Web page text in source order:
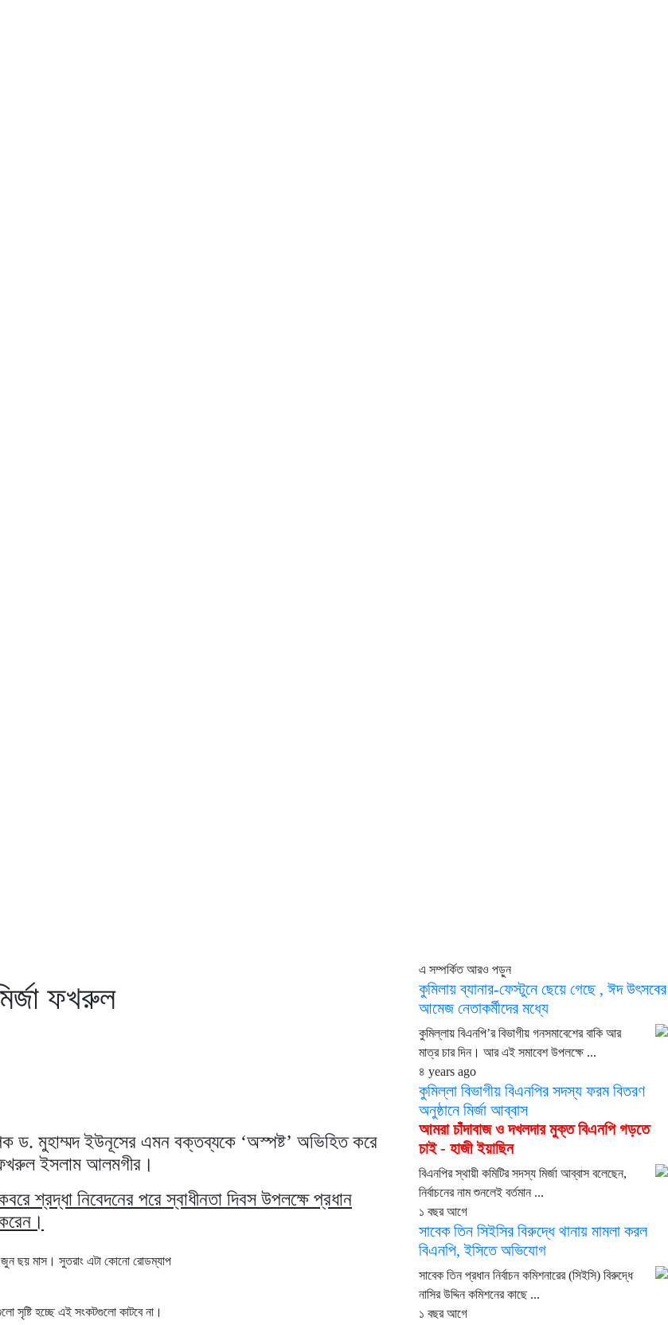
ফখরুল
ড. মুহাম্মদ ইউনূসের এমন বক্তব্যকে ‘অস্পষ্ট’ অভিহিত করে
ফখরুল ইসলাম আলমগীর।
শ্রদ্ধা নিবেদনের পরে স্বাধীনতা দিবস উপলক্ষে প্রধান
জুন ছয় মাস। সুতরাং এটা কোনো রোডম্যাপ
সৃষ্টি হচ্ছে এই সংকটগুলো কাটবে না।
এ সম্পর্কিত আরও পড়ুন
কুমিলায় ব্যানার-ফেস্টুনে ছেয়ে গেছে , ঈদ উৎসবের
আমেজ নেতাকর্মীদের মধ্যে
কুমিল্লায় বিএনপি’র বিভাগীয় গনসমাবেশের বাকি আর
মাত্র চার দিন। আর এই সমাবেশ উপলক্ষে ...
৪ years ago
কুমিল্লা বিভাগীয় বিএনপির সদস্য ফরম বিতরণ
অনুষ্ঠানে মির্জা আব্বাস
আমরা চাঁদাবাজ ও দখলদার মুক্ত বিএনপি গড়তে
চাই - হাজী ইয়াছিন
বিএনপির স্থায়ী কমিটির সদস্য মির্জা আব্বাস বলেছেন,
নির্বাচনের নাম শুনলেই বর্তমান ...
১ বছর আগে
সাবেক তিন সিইসির বিরুদ্ধে থানায় মামলা করল
বিএনপি, ইসিতে অভিযোগ
সাবেক তিন প্রধান নির্বাচন কমিশনারের (সিইসি) বিরুদ্ধে
নাসির উদ্দিন কমিশনের কাছে ...
১ বছর আগে